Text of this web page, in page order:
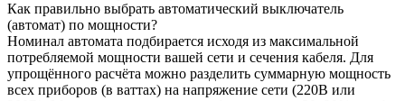
Как правильно выбрать автоматический выключатель
(автомат) по мощности?
Номинал автомата подбирается исходя из максимальной
потребляемой мощности вашей сети и сечения кабеля. Для
упрощённого расчёта можно разделить суммарную мощность
всех приборов (в ваттах) на напряжение сети (220В или